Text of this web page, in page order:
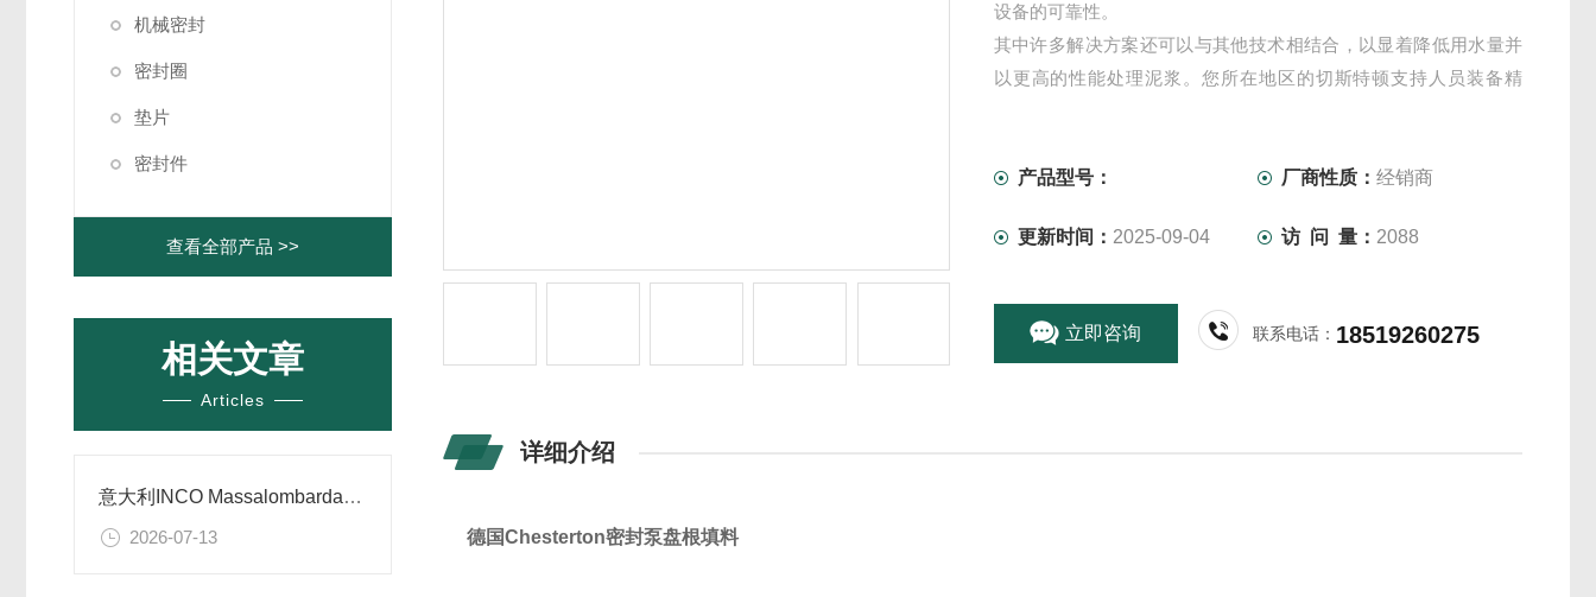
机械密封
密封圈
垫片
密封件
查看全部产品 >>
相关文章
Articles
意大利INCO Massalombarda电容技术特点及行业应用解析
2026-07-13
设备的可靠性。
其中许多解决方案还可以与其他技术相结合，以显着降低用水量并
以更高的性能处理泥浆。您所在地区的切斯特顿支持人员装备精
产品型号： 厂商性质：经销商
更新时间： 2025-09-04 访 问 量： 2088
立即咨询 联系电话： 18519260275
详细介绍
德国Chesterton密封泵盘根填料